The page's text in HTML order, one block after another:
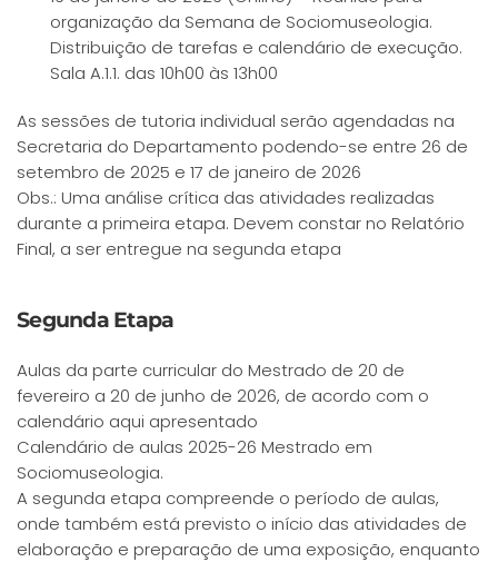
organização da Semana de Sociomuseologia.
Distribuição de tarefas e calendário de execução.
Sala A.1.1. das 10h00 às 13h00
As sessões de tutoria individual serão agendadas na
Secretaria do Departamento podendo-se entre 26 de
setembro de 2025 e 17 de janeiro de 2026
Obs.: Uma análise crítica das atividades realizadas
durante a primeira etapa. Devem constar no Relatório
Final, a ser entregue na segunda etapa
Segunda Etapa
Aulas da parte curricular do Mestrado de 20 de
fevereiro a 20 de junho de 2026, de acordo com o
calendário aqui apresentado
Calendário de aulas 2025-26 Mestrado em
Sociomuseologia.
A segunda etapa compreende o período de aulas,
onde também está previsto o início das atividades de
elaboração e preparação de uma exposição, enquanto